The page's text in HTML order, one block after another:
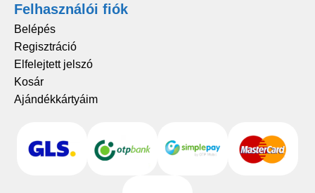
Felhasználói fiók
Belépés
Regisztráció
Elfelejtett jelszó
Kosár
Ajándékkártyáim